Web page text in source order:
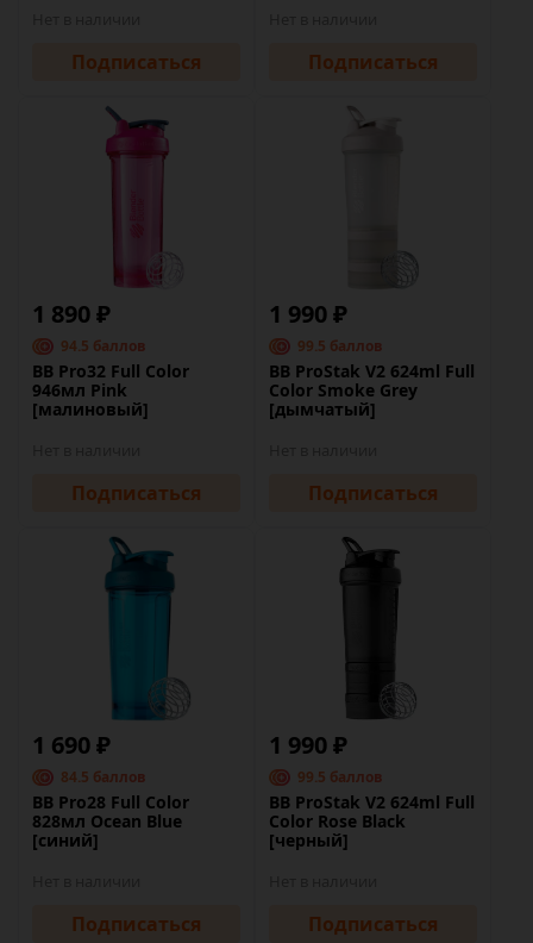
Подписаться Подписаться
1 890 ₽
94.5 баллов
BB Pro32 Full Color
946мл Pink
[малиновый]
Подписаться
1 990 ₽
99.5 баллов
BB ProStak V2 624ml Full
Color Smoke Grey
[дымчатый]
Подписаться
1 690 ₽
84.5 баллов
BB Pro28 Full Color
828мл Ocean Blue
[синий]
Подписаться
1 990 ₽
99.5 баллов
BB ProStak V2 624ml Full
Color Rose Black
[черный]
Подписаться